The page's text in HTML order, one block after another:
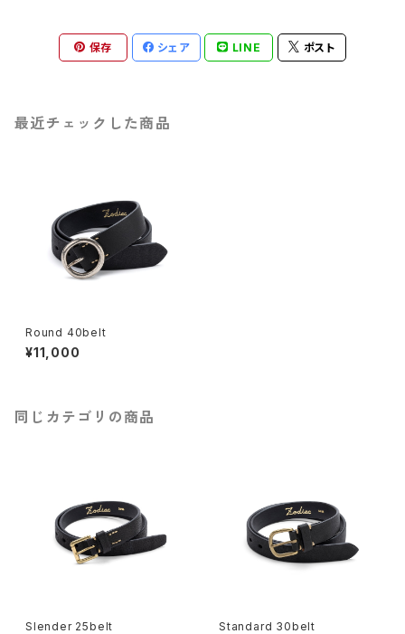
保存 シェア LINE ポスト
最近チェックした商品
Round 40belt
¥11,000
同じカテゴリの商品
Slender 25belt Standard 30belt